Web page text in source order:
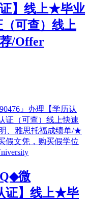
】线上★毕业
可查）线上
/Offer
微
证】线上★毕